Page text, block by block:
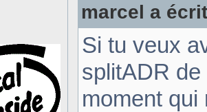
marcel a
Si tu veux
splitADR
moment qui